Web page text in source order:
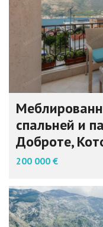
спальней и
Доброте,
200 000 €